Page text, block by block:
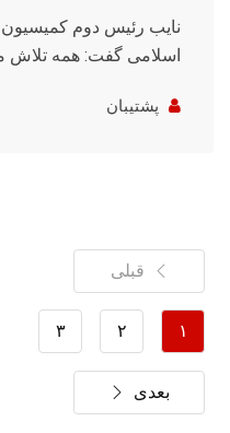
نایب رئیس دوم
اسلامی گفت: همه تلاش
پشتیبان
قبلی
۱ ۲ ۳
بعدی